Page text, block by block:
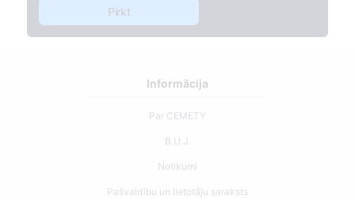
Pirkt
Informācija
Par CEMETY
B.U.J.
Notikumi
Pašvaldību un lietotāju saraksts